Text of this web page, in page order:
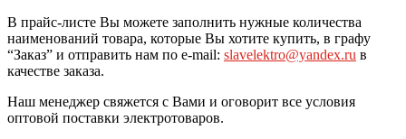
В прайс-листе Вы можете заполнить нужные количества
наименований товара, которые Вы хотите купить, в графу
“Заказ” и отправить нам по e-mail: slavelektro@yandex.ru в
качестве заказа.
Наш менеджер свяжется с Вами и оговорит все условия
оптовой поставки электротоваров.